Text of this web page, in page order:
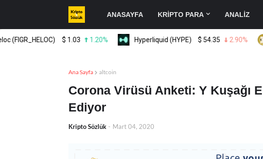
ANASAYFA KRİPTO PARA ANALİZ
$1.03 1.20% Hyperliquid (HYPE) $54.35 2.90%
Ana Sayfa altcoin
Corona Virüsü Anketi: Y Kuşağı
Ediyor
Kripto Sözlük - Mart 04, 2020